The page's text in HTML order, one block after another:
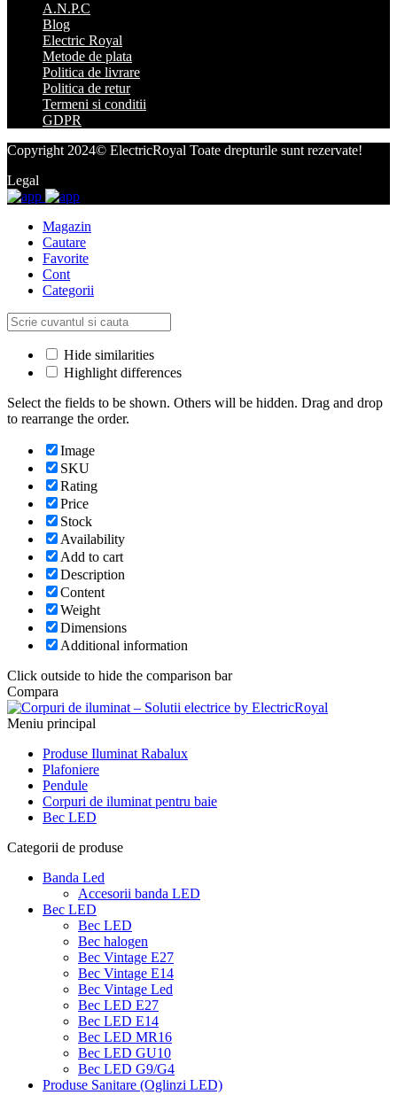
A.N.P.C
Blog
Electric Royal
Metode de plata
Politica de livrare
Politica de retur
Termeni si conditii
GDPR
Copyright 2024© ElectricRoyal Toate drepturile sunt rezervate!
Legal
Magazin
Cautare
Favorite
Cont
Categorii
Hide similarities
Highlight differences
Select the fields to be shown. Others will be hidden. Drag and drop
to rearrange the order.
Image
SKU
Rating
Price
Stock
Availability
Add to cart
Description
Content
Weight
Dimensions
Additional information
Click outside to hide the comparison bar
Compara
Meniu principal
Produse Iluminat Rabalux
Plafoniere
Pendule
Corpuri de iluminat pentru baie
Bec LED
Categorii de produse
Banda Led
Accesorii banda LED
Bec LED
Bec LED
Bec halogen
Bec Vintage E27
Bec Vintage E14
Bec Vintage Led
Bec LED E27
Bec LED E14
Bec LED MR16
Bec LED GU10
Bec LED G9/G4
Produse Sanitare (Oglinzi LED)